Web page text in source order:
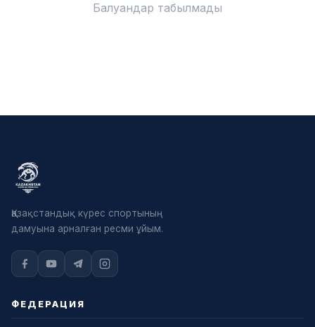
Балуандар табылмады
Қазақстандық күрес спортының
дамуына арналған ресми ұйым.
ФЕДЕРАЦИЯ